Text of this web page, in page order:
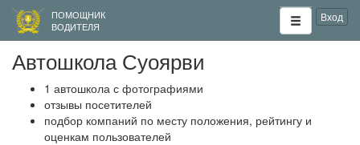
ПОМОЩНИК
ВОДИТЕЛЯ
Вход
Автошкола Суоярви
1 автошкола с фотографиями
отзывы посетителей
подбор компаний по месту положения, рейтингу и
оценкам пользователей